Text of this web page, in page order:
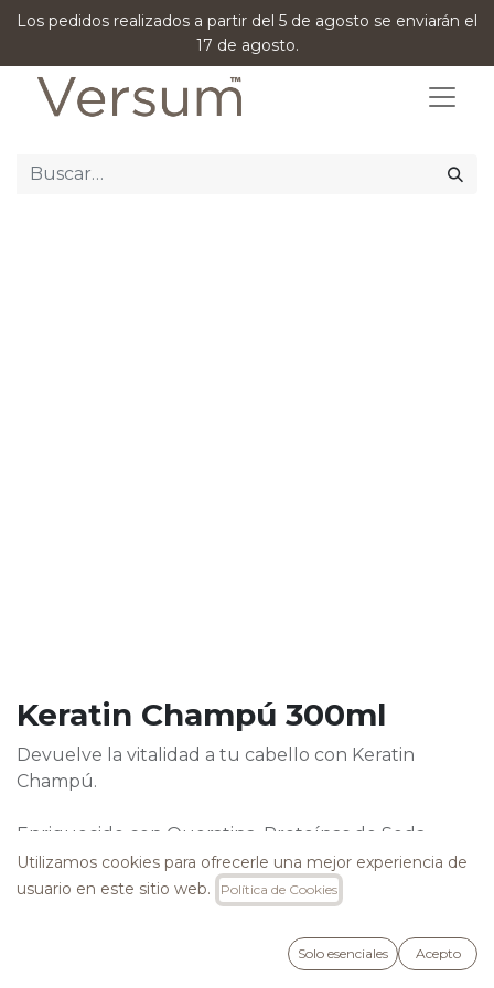
Los pedidos realizados a partir del 5 de agosto se enviarán el
17 de agosto.
Keratin Champú 300ml
Devuelve la vitalidad a tu cabello con Keratin
Champú.
Enriquecido con Queratina, Proteínas de Seda,
Caviar y Colágeno, este champú limpia suavemente
mientras cuida y repara las estructuras más dañadas.
Su fórmula avanzada combate el efecto crespo,
ofreciendo una acción antienvejecimiento que
revitaliza tu melena desde la raíz hasta las puntas.
Utilizamos cookies para ofrecerle una mejor experiencia de
usuario en este sitio web.
Política de Cookies
Solo esenciales Acepto